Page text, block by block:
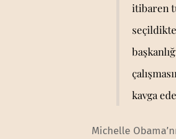
itibaren
kavga
Michelle